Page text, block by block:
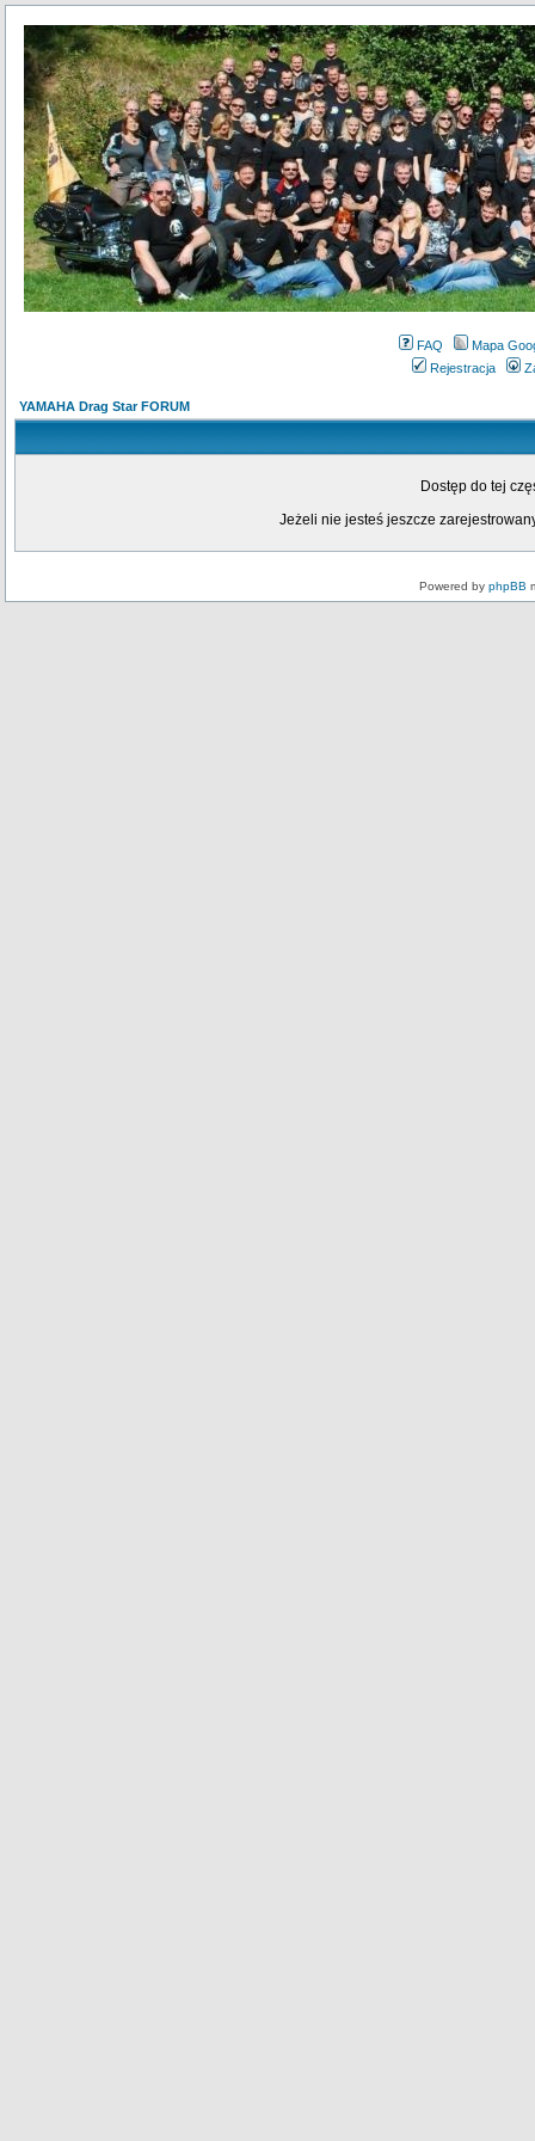
FAQ
Mapa
Rejestracja
YAMAHA Drag Star FORUM
Dostęp do tej
Jeżeli nie jesteś jeszcze
Powered by phpBB